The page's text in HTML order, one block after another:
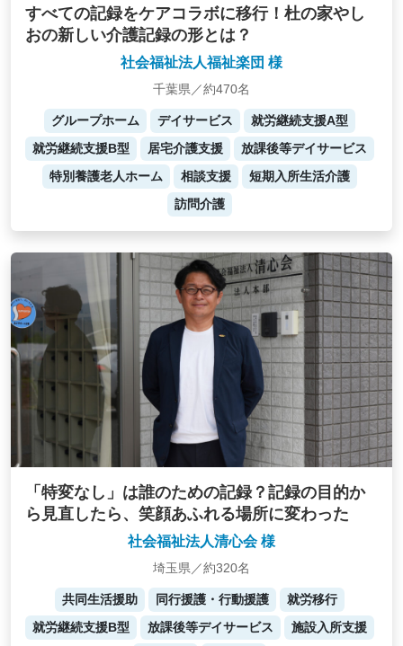
すべての記録をケアコラボに移行！杜の家やし
おの新しい介護記録の形とは？
社会福祉法人福祉楽団 様
千葉県／約470名
グループホーム デイサービス
就労継続支援A型
就労継続支援B型
居宅介護支援
放課後等デイサービス
特別養護老人ホーム
相談支援
短期入所生活介護
訪問介護
「特変なし」は誰のための記録？記録の目的か
ら見直したら、笑顔あふれる場所に変わった
社会福祉法人清心会 様
埼玉県／約320名
共同生活援助 同行援護・行動援護
就労移行
就労継続支援B型
放課後等デイサービス
施設入所支援